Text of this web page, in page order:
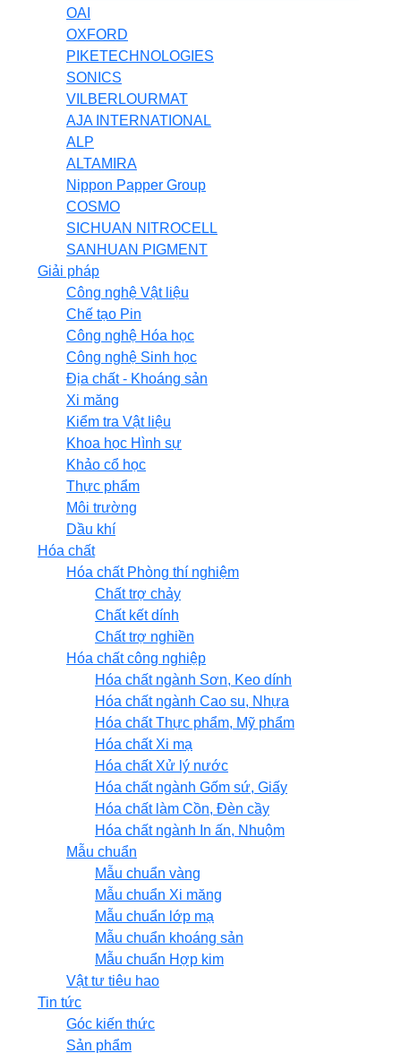
OAI
OXFORD
PIKETECHNOLOGIES
SONICS
VILBERLOURMAT
AJA INTERNATIONAL
ALP
ALTAMIRA
Nippon Papper Group
COSMO
SICHUAN NITROCELL
SANHUAN PIGMENT
Giải pháp
Công nghệ Vật liệu
Chế tạo Pin
Công nghệ Hóa học
Công nghệ Sinh học
Địa chất - Khoáng sản
Xi măng
Kiểm tra Vật liệu
Khoa học Hình sự
Khảo cổ học
Thực phẩm
Môi trường
Dầu khí
Hóa chất
Hóa chất Phòng thí nghiệm
Chất trợ chảy
Chất kết dính
Chất trợ nghiền
Hóa chất công nghiệp
Hóa chất ngành Sơn, Keo dính
Hóa chất ngành Cao su, Nhựa
Hóa chất Thực phẩm, Mỹ phẩm
Hóa chất Xi mạ
Hóa chất Xử lý nước
Hóa chất ngành Gốm sứ, Giấy
Hóa chất làm Cồn, Đèn cầy
Hóa chất ngành In ấn, Nhuộm
Mẫu chuẩn
Mẫu chuẩn vàng
Mẫu chuẩn Xi măng
Mẫu chuẩn lớp mạ
Mẫu chuẩn khoáng sản
Mẫu chuẩn Hợp kim
Vật tư tiêu hao
Tin tức
Góc kiến thức
Sản phẩm